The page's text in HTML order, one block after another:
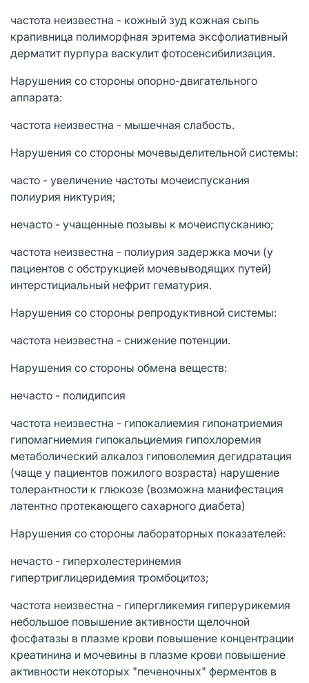
частота неизвестна - кожный зуд кожная сыпь
крапивница полиморфная эритема эксфолиативный
дерматит пурпура васкулит фотосенсибилизация.
Нарушения со стороны опорно-двигательного
аппарата:
частота неизвестна - мышечная слабость.
Нарушения со стороны мочевыделительной системы:
часто - увеличение частоты мочеиспускания
полиурия никтурия;
нечасто - учащенные позывы к мочеиспусканию;
частота неизвестна - полиурия задержка мочи (у
пациентов с обструкцией мочевыводящих путей)
интерстициальный нефрит гематурия.
Нарушения со стороны репродуктивной системы:
частота неизвестна - снижение потенции.
Нарушения со стороны обмена веществ:
нечасто - полидипсия
частота неизвестна - гипокалиемия гипонатриемия
гипомагниемия гипокальциемия гипохлоремия
метаболический алкалоз гиповолемия дегидратация
(чаще у пациентов пожилого возраста) нарушение
толерантности к глюкозе (возможна манифестация
латентно протекающего сахарного диабета)
Нарушения со стороны лабораторных показателей:
нечасто - гиперхолестеринемия
гипертриглицеридемия тромбоцитоз;
частота неизвестна - гипергликемия гиперурикемия
небольшое повышение активности щелочной
фосфатазы в плазме крови повышение концентрации
креатинина и мочевины в плазме крови повышение
активности некоторых "печеночных" ферментов в